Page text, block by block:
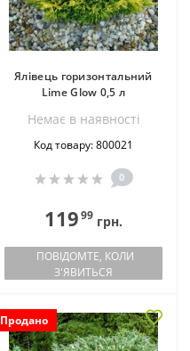
Ялівець горизонтальний
Lime Glow 0,5 л
Немає в наявностi
Код товару: 800021
0
11999 грн.
ПОВІДОМТЕ, КОЛИ
З'ЯВИТЬСЯ
Продано